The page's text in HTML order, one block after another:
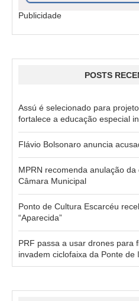
Publicidade
POSTS
Assú é selecionado para
fortalece a educação especial
Flávio Bolsonaro anuncia
MPRN recomenda anulação
Câmara Municipal
Ponto de Cultura Escarcéu
“Aparecida”
PRF passa a usar drones para
invadem ciclofaixa da Ponte de